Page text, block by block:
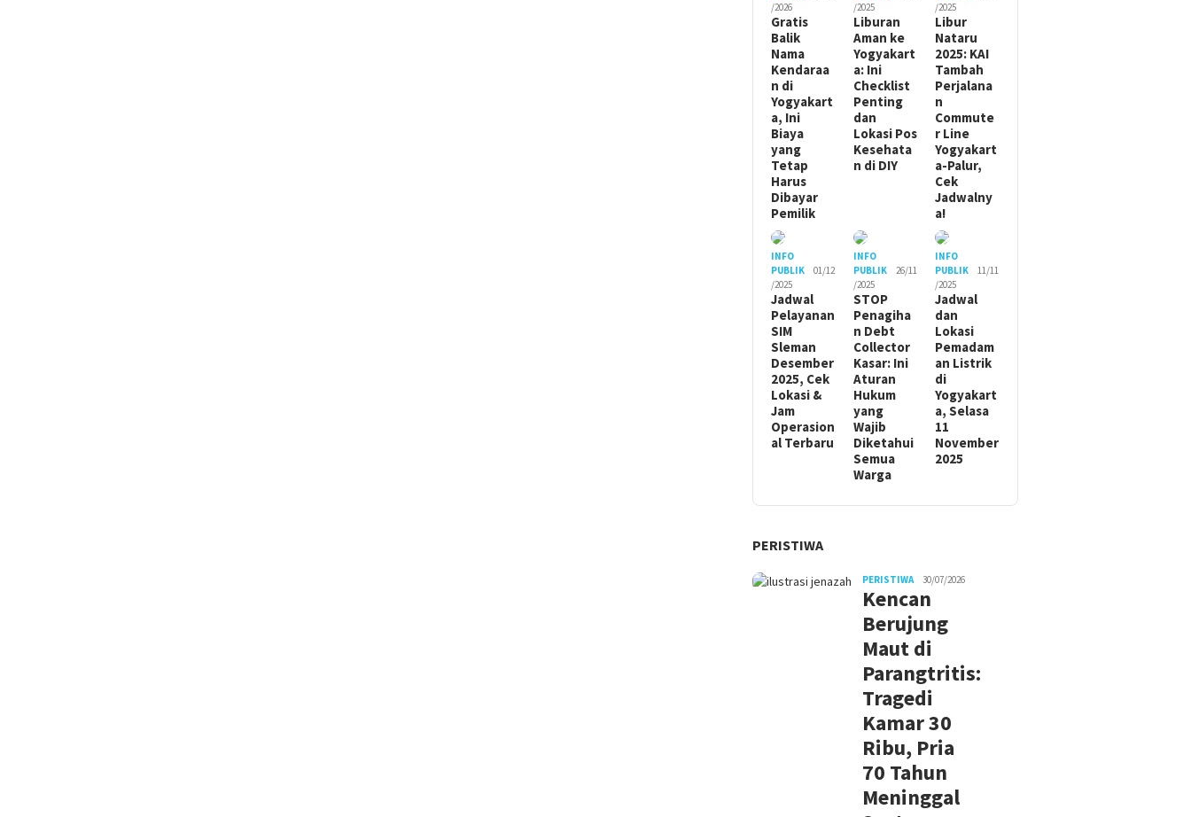
/2026
Gratis
Balik
Nama
Kendaraa
n di
Yogyakart
a, Ini
Biaya
yang
Tetap
Harus
Dibayar
Pemilik
/2025
Liburan
Aman ke
Yogyakart
a: Ini
Checklist
Penting
dan
Lokasi Pos
Kesehata
n di DIY
/2025
Libur
Nataru
2025: KAI
Tambah
Perjalana
n
Commute
r Line
Yogyakart
a-Palur,
Cek
Jadwalny
a!
INFO
PUBLIK
01/12
/2025
Jadwal
Pelayanan
SIM
Sleman
Desember
2025, Cek
Lokasi &
Jam
Operasion
al Terbaru
INFO
PUBLIK
26/11
/2025
STOP
Penagiha
n Debt
Collector
Kasar: Ini
Aturan
Hukum
yang
Wajib
Diketahui
Semua
Warga
INFO
PUBLIK
11/11
/2025
Jadwal
dan
Lokasi
Pemadam
an Listrik
di
Yogyakart
a, Selasa
11
November
2025
PERISTIWA
PERISTIWA 30/07/2026
Kencan
Berujung
Maut di
Parangtritis:
Tragedi
Kamar 30
Ribu, Pria
70 Tahun
Meninggal